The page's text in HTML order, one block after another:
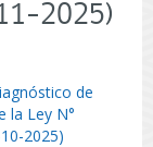
2025)
de
la Ley N°
2025)